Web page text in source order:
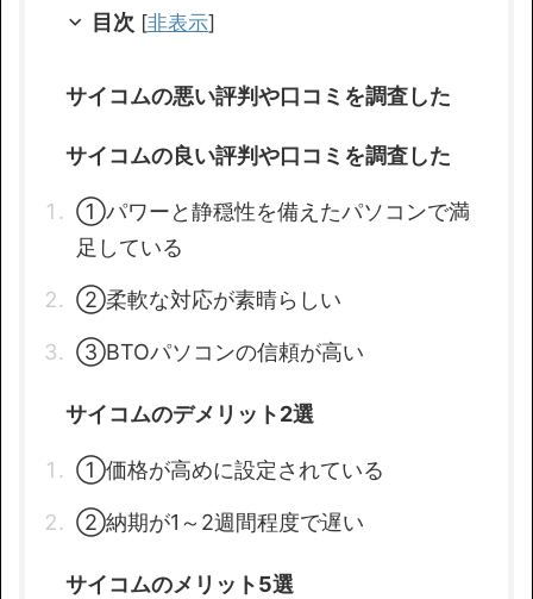
目次 [非表示]
サイコムの悪い評判や口コミを調査した
サイコムの良い評判や口コミを調査した
①パワーと静穏性を備えたパソコンで満
足している
②柔軟な対応が素晴らしい
③BTOパソコンの信頼が高い
サイコムのデメリット2選
①価格が高めに設定されている
②納期が1～2週間程度で遅い
サイコムのメリット5選